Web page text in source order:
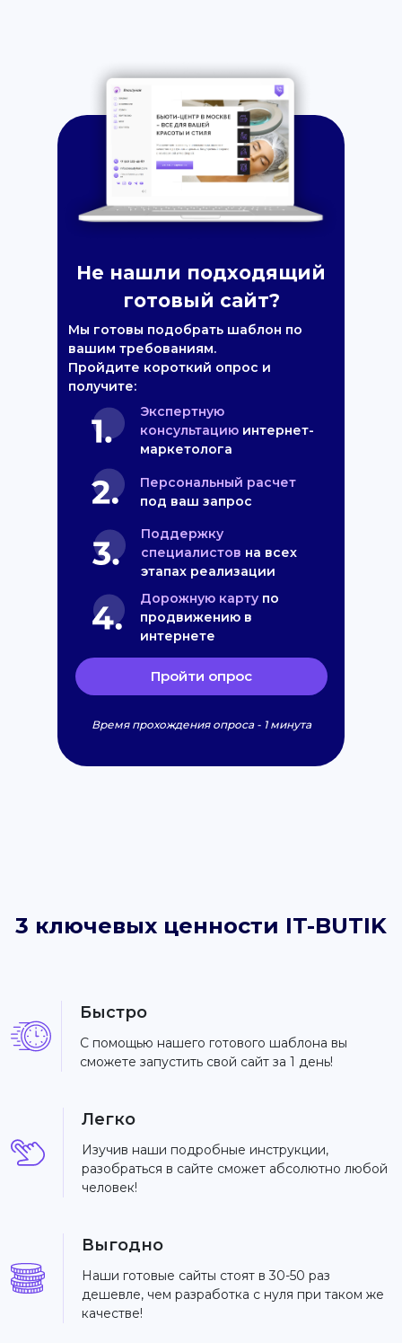
Не нашли подходящий
готовый сайт?
Мы готовы подобрать шаблон по
вашим требованиям.
Пройдите короткий опрос и
получите:
Экспертную
консультацию интернет-
маркетолога
Персональный расчет
под ваш запрос
Поддержку
специалистов на всех
этапах реализации
Дорожную карту по
продвижению в
интернете
Пройти опрос
Время прохождения опроса - 1 минута
3 ключевых ценности IT-BUTIK
Быстро
С помощью нашего готового шаблона вы
сможете запустить свой сайт за 1 день!
Легко
Изучив наши подробные инструкции,
разобраться в сайте сможет абсолютно любой
человек!
Выгодно
Наши готовые сайты стоят в 30-50 раз
дешевле, чем разработка с нуля при таком же
качестве!